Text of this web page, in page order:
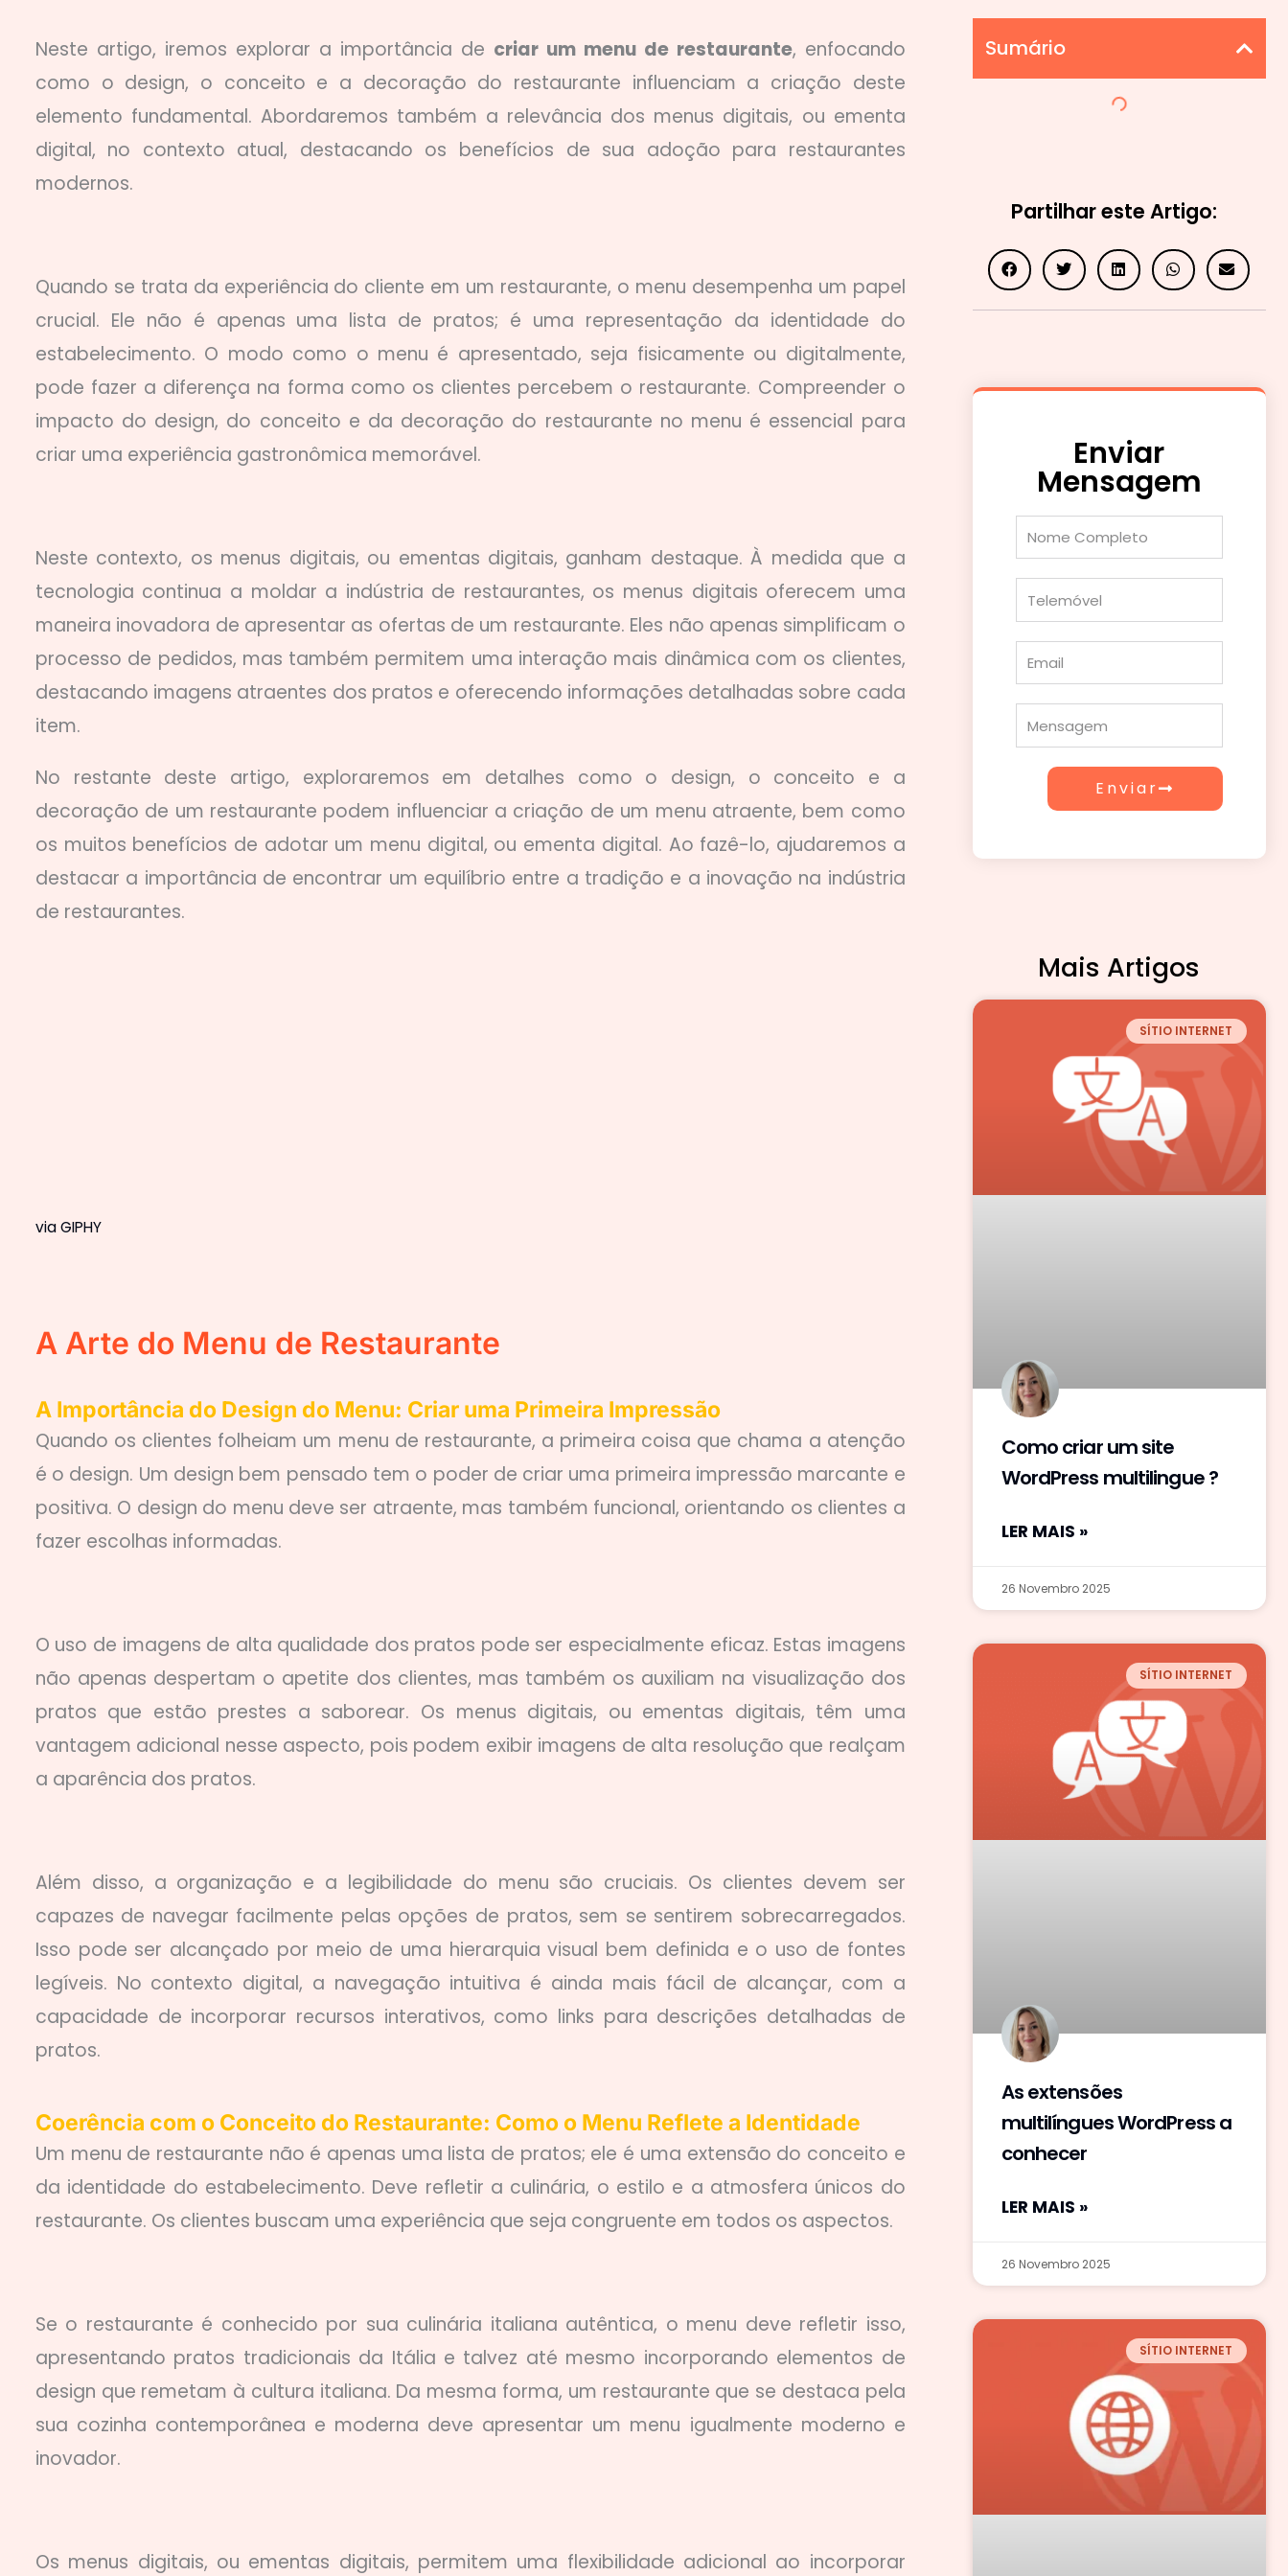
Neste artigo, iremos explorar a importância de criar um menu de restaurante, enfocando
como o design, o conceito e a decoração do restaurante influenciam a criação deste
elemento fundamental. Abordaremos também a relevância dos menus digitais, ou ementa
digital, no contexto atual, destacando os benefícios de sua adoção para restaurantes
modernos.
Quando se trata da experiência do cliente em um restaurante, o menu desempenha um papel
crucial. Ele não é apenas uma lista de pratos; é uma representação da identidade do
estabelecimento. O modo como o menu é apresentado, seja fisicamente ou digitalmente,
pode fazer a diferença na forma como os clientes percebem o restaurante. Compreender o
impacto do design, do conceito e da decoração do restaurante no menu é essencial para
criar uma experiência gastronômica memorável.
Neste contexto, os menus digitais, ou ementas digitais, ganham destaque. À medida que a
tecnologia continua a moldar a indústria de restaurantes, os menus digitais oferecem uma
maneira inovadora de apresentar as ofertas de um restaurante. Eles não apenas simplificam o
processo de pedidos, mas também permitem uma interação mais dinâmica com os clientes,
destacando imagens atraentes dos pratos e oferecendo informações detalhadas sobre cada
item.
No restante deste artigo, exploraremos em detalhes como o design, o conceito e a
decoração de um restaurante podem influenciar a criação de um menu atraente, bem como
os muitos benefícios de adotar um menu digital, ou ementa digital. Ao fazê-lo, ajudaremos a
destacar a importância de encontrar um equilíbrio entre a tradição e a inovação na indústria
de restaurantes.
via GIPHY
A Arte do Menu de Restaurante
A Importância do Design do Menu: Criar uma Primeira Impressão
Quando os clientes folheiam um menu de restaurante, a primeira coisa que chama a atenção
é o design. Um design bem pensado tem o poder de criar uma primeira impressão marcante e
positiva. O design do menu deve ser atraente, mas também funcional, orientando os clientes a
fazer escolhas informadas.
O uso de imagens de alta qualidade dos pratos pode ser especialmente eficaz. Estas imagens
não apenas despertam o apetite dos clientes, mas também os auxiliam na visualização dos
pratos que estão prestes a saborear. Os menus digitais, ou ementas digitais, têm uma
vantagem adicional nesse aspecto, pois podem exibir imagens de alta resolução que realçam
a aparência dos pratos.
Além disso, a organização e a legibilidade do menu são cruciais. Os clientes devem ser
capazes de navegar facilmente pelas opções de pratos, sem se sentirem sobrecarregados.
Isso pode ser alcançado por meio de uma hierarquia visual bem definida e o uso de fontes
legíveis. No contexto digital, a navegação intuitiva é ainda mais fácil de alcançar, com a
capacidade de incorporar recursos interativos, como links para descrições detalhadas de
pratos.
Coerência com o Conceito do Restaurante: Como o Menu Reflete a Identidade
Um menu de restaurante não é apenas uma lista de pratos; ele é uma extensão do conceito e
da identidade do estabelecimento. Deve refletir a culinária, o estilo e a atmosfera únicos do
restaurante. Os clientes buscam uma experiência que seja congruente em todos os aspectos.
Se o restaurante é conhecido por sua culinária italiana autêntica, o menu deve refletir isso,
apresentando pratos tradicionais da Itália e talvez até mesmo incorporando elementos de
design que remetam à cultura italiana. Da mesma forma, um restaurante que se destaca pela
sua cozinha contemporânea e moderna deve apresentar um menu igualmente moderno e
inovador.
Os menus digitais, ou ementas digitais, permitem uma flexibilidade adicional ao incorporar
Sumário
Partilhar este Artigo:
Enviar
Mensagem
Completo
Telemóvel
Enviar
Mais Artigos
SÍTIO INTERNET
Como criar um site
WordPress multilingue ?
LER MAIS »
26 Novembro 2025
SÍTIO INTERNET
As extensões
multilíngues WordPress a
conhecer
LER MAIS »
26 Novembro 2025
SÍTIO INTERNET